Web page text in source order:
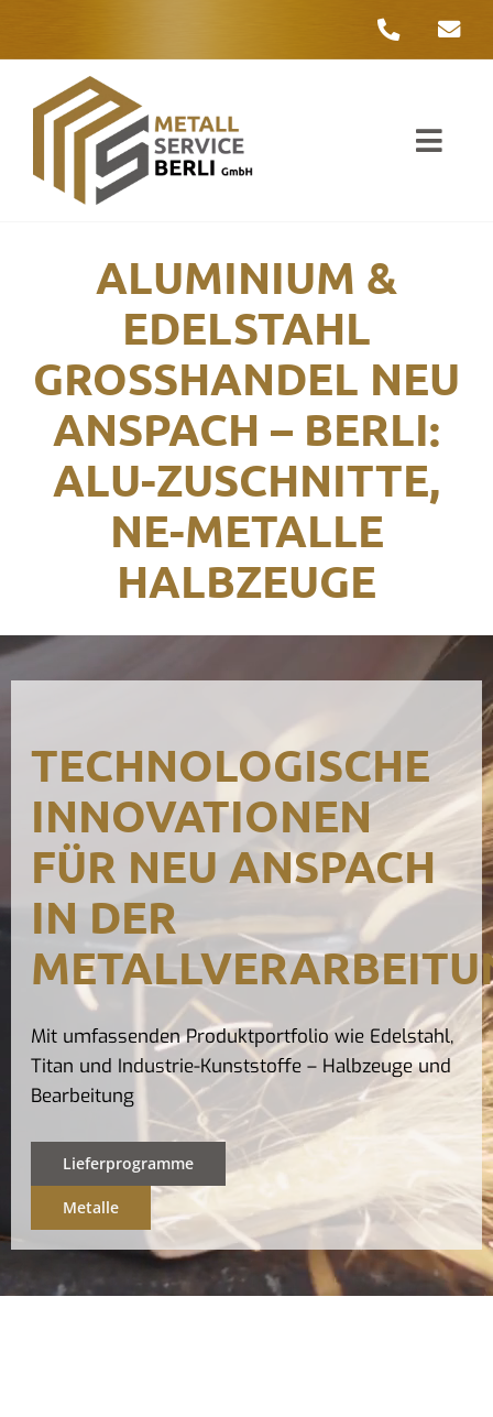
ALUMINIUM &
EDELSTAHL
GROSSHANDEL NEU A
NSPACH – BERLI: A
LU-ZUSCHNITTE, N
E-METALLE H
ALBZEUGE
TECHNOLOGISCHE
INNOVATIONEN
FÜR NEU ANSPACH
IN DER
Mit umfassenden Produktportfolio wie Edelstahl,
Titan und Industrie-Kunststoffe – Halbzeuge und
Bearbeitung
Lieferprogramme
Metalle